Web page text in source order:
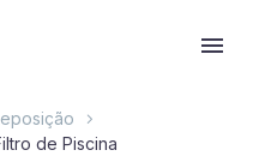
de Piscina